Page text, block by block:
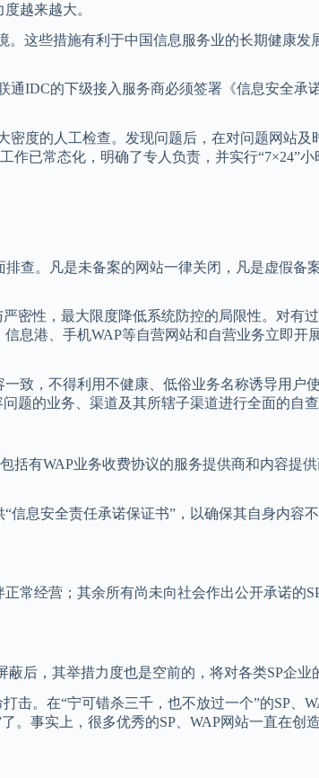
越来越大。
这些措施有利于中国信息服务业的长期健康发
IDC的下级接入服务商必须签署《信息安全承
度的人工检查。发现问题后，在对问题网站及
作已常态化，明确了专人负责，并实行“7×24”小
查。凡是未备案的网站一律关闭，凡是虚假备
密性，最大限度降低系统防控的局限性。对有过
息港、手机WAP等自营网站和自营业务立即开
致，不得利用不健康、低俗业务名称诱导用户使
题的业务、渠道及其所辖子渠道进行全面的自查
有WAP业务收费协议的服务提供商和内容提
息安全责任承诺保证书”，以确保其自身内容
常经营；其余所有尚未向社会作出公开承诺的
后，其举措力度也是空前的，将对各类SP企业
击。在“宁可错杀三千，也不放过一个”的SP、
。事实上，很多优秀的SP、WAP网站一直在创